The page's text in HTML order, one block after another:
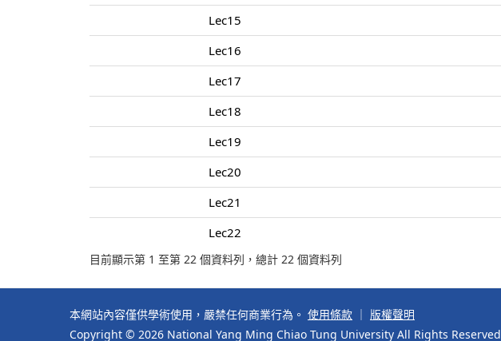
Lec15
Lec16
Lec17
Lec18
Lec19
Lec20
Lec21
Lec22
目前顯示第 1 至第 22 個資料列，總計 22 個資料列
本網站內容僅供學術使用，嚴禁任何商業行為。 使用條款
版權聲明
Copyright © 2026 National Yang Ming Chiao Tung University All Rights Reserved